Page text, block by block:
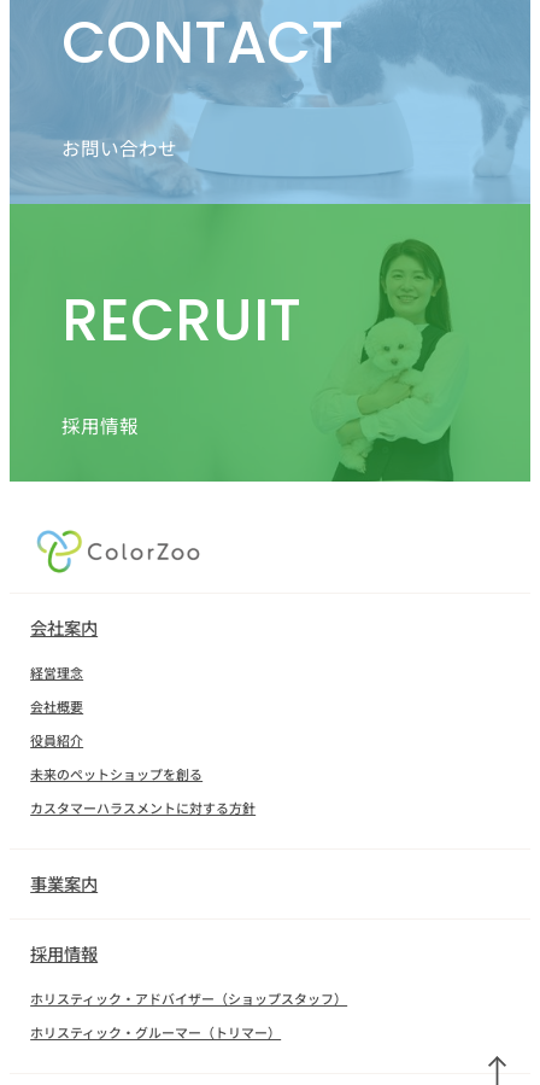
CONTACT
お問い合わせ
RECRUIT
採用情報
会社案内
経営理念
会社概要
役員紹介
未来のペットショップを創る
カスタマーハラスメントに対する方針
事業案内
採用情報
ホリスティック・アドバイザー（ショップスタッフ）
ホリスティック・グルーマー（トリマー）